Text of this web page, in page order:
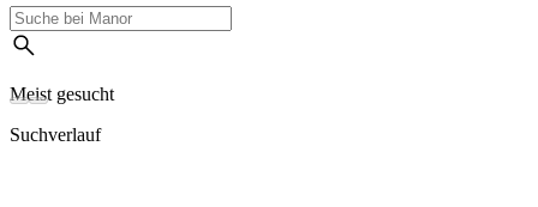
Meist gesucht
Suchverlauf